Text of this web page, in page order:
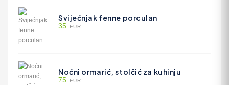
Svijećnjak fenne porculan
35 EUR
Noćni ormarić, stolčić za kuhinju
75 EUR